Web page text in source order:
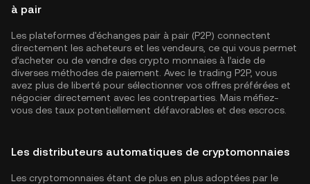
à pair
Les plateformes d'échanges pair à pair (P2P) connectent
directement les acheteurs et les vendeurs, ce qui vous permet
d’acheter ou de vendre des crypto monnaies à l’aide de
diverses méthodes de paiement. Avec le trading P2P, vous
avez plus de liberté pour sélectionner vos offres préférées et
négocier directement avec les contreparties. Mais méfiez-
vous des taux potentiellement défavorables et des escrocs.
Les distributeurs automatiques de cryptomonnaies
Les cryptomonnaies étant de plus en plus adoptées par le